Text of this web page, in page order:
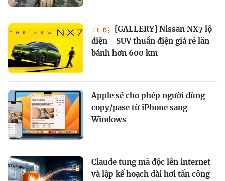
[GALLERY] Nissan NX7 lộ
diện - SUV thuần điện giá rẻ lăn
bánh hơn 600 km
Apple sẽ cho phép người dùng
copy/pase từ iPhone sang
Windows
Claude tung mã độc lên internet
và lập kế hoạch dài hơi tấn công